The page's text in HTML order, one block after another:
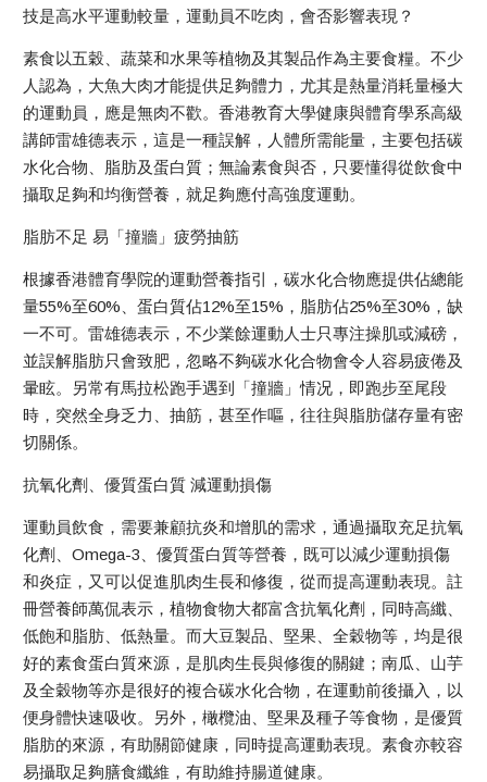
技是高水平運動較量，運動員不吃肉，會否影響表現？
素食以五穀、蔬菜和水果等植物及其製品作為主要食糧。不少
人認為，大魚大肉才能提供足夠體力，尤其是熱量消耗量極大
的運動員，應是無肉不歡。香港教育大學健康與體育學系高級
講師雷雄德表示，這是一種誤解，人體所需能量，主要包括碳
水化合物、脂肪及蛋白質；無論素食與否，只要懂得從飲食中
攝取足夠和均衡營養，就足夠應付高強度運動。
脂肪不足 易「撞牆」疲勞抽筋
根據香港體育學院的運動營養指引，碳水化合物應提供佔總能
量55%至60%、蛋白質佔12%至15%，脂肪佔25%至30%，缺
一不可。雷雄德表示，不少業餘運動人士只專注操肌或減磅，
並誤解脂肪只會致肥，忽略不夠碳水化合物會令人容易疲倦及
暈眩。另常有馬拉松跑手遇到「撞牆」情况，即跑步至尾段
時，突然全身乏力、抽筋，甚至作嘔，往往與脂肪儲存量有密
切關係。
抗氧化劑、優質蛋白質 減運動損傷
運動員飲食，需要兼顧抗炎和增肌的需求，通過攝取充足抗氧
化劑、Omega-3、優質蛋白質等營養，既可以減少運動損傷
和炎症，又可以促進肌肉生長和修復，從而提高運動表現。註
冊營養師萬侃表示，植物食物大都富含抗氧化劑，同時高纖、
低飽和脂肪、低熱量。而大豆製品、堅果、全穀物等，均是很
好的素食蛋白質來源，是肌肉生長與修復的關鍵；南瓜、山芋
及全穀物等亦是很好的複合碳水化合物，在運動前後攝入，以
便身體快速吸收。另外，橄欖油、堅果及種子等食物，是優質
脂肪的來源，有助關節健康，同時提高運動表現。素食亦較容
易攝取足夠膳食纖維，有助維持腸道健康。